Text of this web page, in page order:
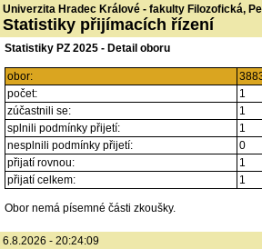
Univerzita Hradec Králové - fakulty Filozofická,
Statistiky přijímacích řízení
Statistiky PZ 2025 - Detail oboru
obor:
počet:
1
zúčastnili se:
1
splnili podmínky přijetí:
1
nesplnili podmínky přijetí:
0
přijatí rovnou:
1
přijatí celkem:
1
Obor nemá písemné části zkoušky.
6.8.2026 - 20:24:09